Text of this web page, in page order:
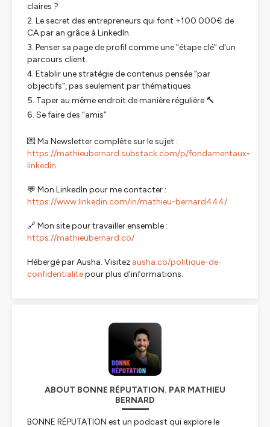
claires ?
Le secret des entrepreneurs qui font +100 000€ de
CA par an grâce à LinkedIn.
Penser sa page de profil comme une "étape clé" d'un
parcours client.
Etablir une stratégie de contenus pensée "par
objectifs", pas seulement par thématiques.
Taper au même endroit de manière régulière 🔨
Se faire des “amis”
💌 Ma Newsletter complète sur le sujet :
https://mathieubernard.substack.com/p/fondamentaux-
linkedin
💬 Mon LinkedIn pour me contacter :
https://www.linkedin.com/in/mathieu-bernard444/
🔗 Mon site pour travailler ensemble :
https://mathieubernard.co/
Hébergé par Ausha. Visitez ausha.co/politique-de-
confidentialitepour plus d'informations.
ABOUT BONNE RÉPUTATION. PAR MATHIEU
BERNARD
BONNE RÉPUTATION est un podcast qui explore le